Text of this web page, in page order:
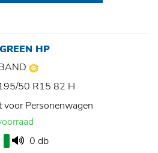
HP
50 R15 82 H
voor Personenwagen
0 db